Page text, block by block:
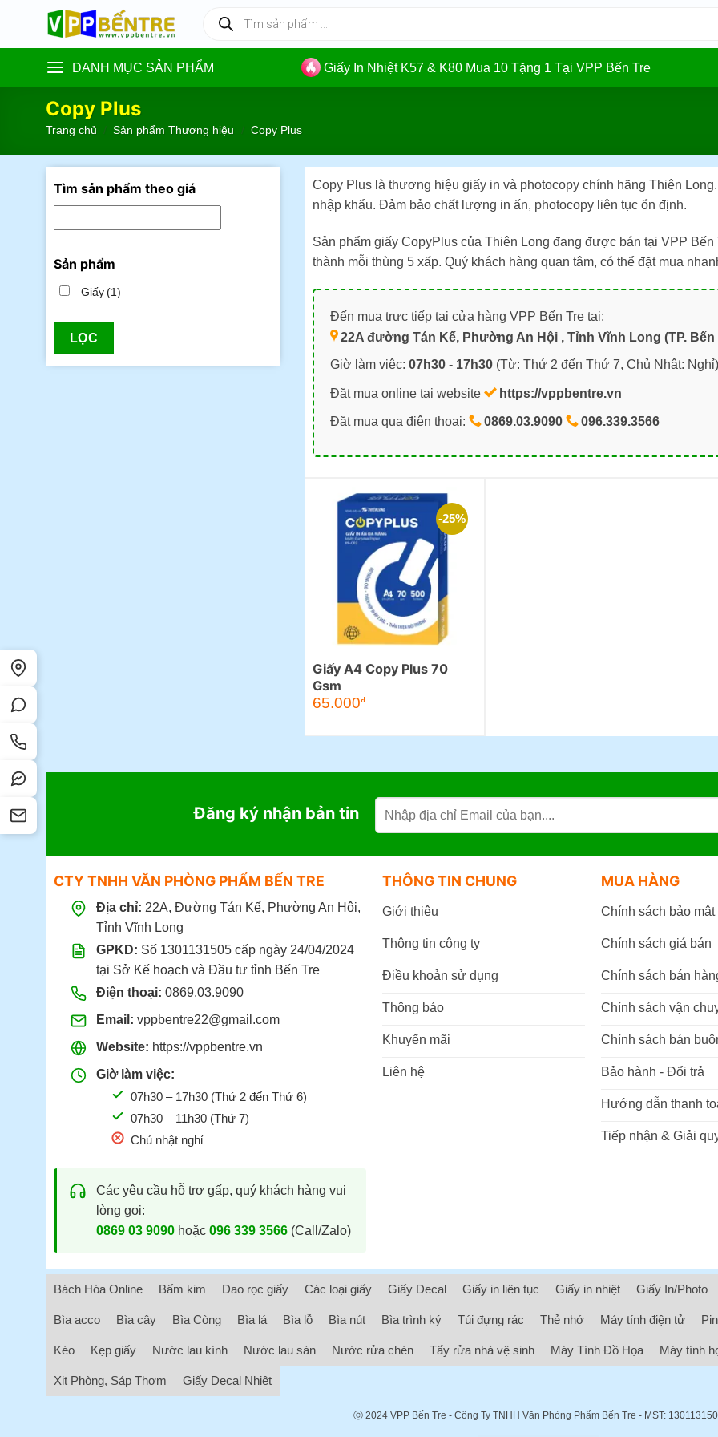
content
kiếm
phẩm
DANH MỤC SẢN PHẨM Giấy In Nhiệt K57 & K80 Mua 10 Tặng 1 Tại VPP Bến Tre
Copy Plus
Trang chủ Sản phẩm Thương hiệu Copy Plus
Tìm sản phẩm theo giá
Sản phẩm
Giấy(1)
LỌC
Copy Plus là thương hiệu giấy in và photocopy chính hãng Thiên
nhập khẩu. Đảm bảo chất lượng in ấn, photocopy liên tục ổn định.
Sản phẩm giấy CopyPlus của Thiên Long đang được bán tại VPP
thành mỗi thùng 5 xấp. Quý khách hàng quan tâm, có thể đặt mua
Đến mua trực tiếp tại cửa hàng VPP Bến Tre tại:
22A đường Tán Kế, Phường An Hội , Tỉnh Vĩnh Long (TP. Bến
Giờ làm việc: 07h30 - 17h30(Từ: Thứ 2 đến Thứ 7, Chủ Nhật: Nghỉ)
Đặt mua online tại website https://vppbentre.vn
Đặt mua qua điện thoại: 0869.03.9090 096.339.3566
-25%
Giấy A4 Copy Plus 70
Gsm
Giá
gốc
87.000đ.
65.000đGiá
là:
Đăng ký nhận bản tin
CTY TNHH VĂN PHÒNG PHẨM BẾN TRE
Địa chỉ: 22A, Đường Tán Kế, Phường An Hội,
Tỉnh Vĩnh Long
GPKD: Số 1301131505 cấp ngày 24/04/2024
tại Sở Kế hoạch và Đầu tư tỉnh Bến Tre
Điện thoại: 0869.03.9090
Email: vppbentre22@gmail.com
Website: https://vppbentre.vn
Giờ làm việc:
07h30 – 17h30 (Thứ 2 đến Thứ 6)
07h30 – 11h30 (Thứ 7)
Chủ nhật nghỉ
Các yêu cầu hỗ trợ gấp, quý khách hàng vui
lòng gọi:
0869 03 9090hoặc 096 339 3566(Call/Zalo)
THÔNG TIN CHUNG
Giới thiệu
Thông tin công ty
Điều khoản sử dụng
Thông báo
Khuyến mãi
Liên hệ
MUA HÀNG
Chính sách bảo mật
Chính sách giá bán
Chính sách bán
Chính sách vận
Chính sách bán
Bảo hành - Đổi trả
Hướng dẫn thanh
Tiếp nhận & Giải
Bách Hóa Online Bấm kim Dao rọc giấy Các loại giấy Giấy Decal Giấy in liên tục Giấy in nhiệt Giấy In/Photo
Bìa acco Bìa cây Bìa Còng Bìa lá Bìa lỗ Bìa nút Bìa trình ký Túi đựng rác Thẻ nhớ Máy tính điện tử Pin
Kéo Kẹp giấy Nước lau kính Nước lau sàn Nước rửa chén Tẩy rửa nhà vệ sinh Máy Tính Đồ Họa Máy tính
Xịt Phòng, Sáp Thơm Giấy Decal Nhiệt
ⓒ 2024 VPP Bến Tre - Công Ty TNHH Văn Phòng Phẩm Bến Tre - MST: